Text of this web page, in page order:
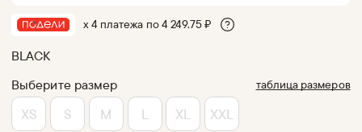
х 4 платежа по4 249.75₽
BLACK
Выберите размер
таблица размеров
XS S M L XL XXL